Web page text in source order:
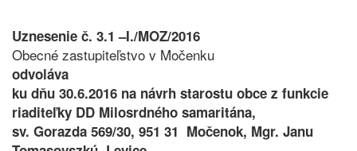
Uznesenie č. 3.1 –I./MOZ/2016
Obecné zastupiteľstvo v Močenku
odvoláva
ku dňu 30.6.2016 na návrh starostu obce z funkcie
riaditeľky DD Milosrdného samaritána,
sv. Gorazda 569/30, 951 31 Močenok, Mgr. Janu